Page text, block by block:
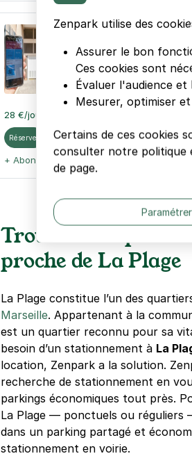
Hôpital Saint-Joseph
Marseille 8
19 rue Raymond
13008
Marseille
(77 avis)
28 €/jour
Réserver
+ Abonnements disponibles
Trouver une place
proche de La Plage
La Plage constitue l’un des
Marseille. Appartenant à la
est un quartier reconnu pour sa
besoin d’un stationnement à La
location, Zenpark a la solution.
recherche de stationnement en
parkings économiques tout près.
La Plage — ponctuels ou réguliers
dans un parking partagé et
stationnement en voirie.
Zenpark utilise des
Assurer le bon
Ces cookies sont
Évaluer l'audience
Mesurer, optimiser
Certains de ces cookies
consulter notre politique
de page.
Paramétrer